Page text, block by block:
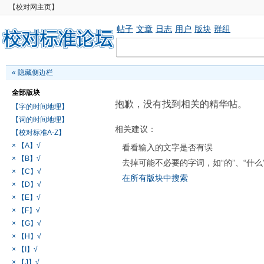
【校对网主页】
帖子 文章 日志 用户 版块 群组
« 隐藏侧边栏
全部版块
【字的时间地理】
【词的时间地理】
【校对标准A-Z】
× 【A】√
× 【B】√
× 【C】√
× 【D】√
× 【E】√
× 【F】√
× 【G】√
× 【H】√
× 【I】√
× 【J】√
抱歉，没有找到相关的精华帖。
相关建议：
看看输入的文字是否有误
去掉可能不必要的字词，如“的”、“什么
在所有版块中搜索